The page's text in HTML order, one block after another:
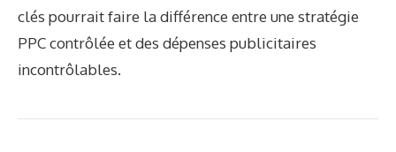
clés pourrait faire la différence entre une stratégie
PPC contrôlée et des dépenses publicitaires
incontrôlables.